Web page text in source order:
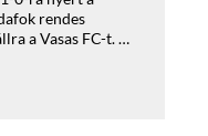
rendes
a Vasas FC-t. …